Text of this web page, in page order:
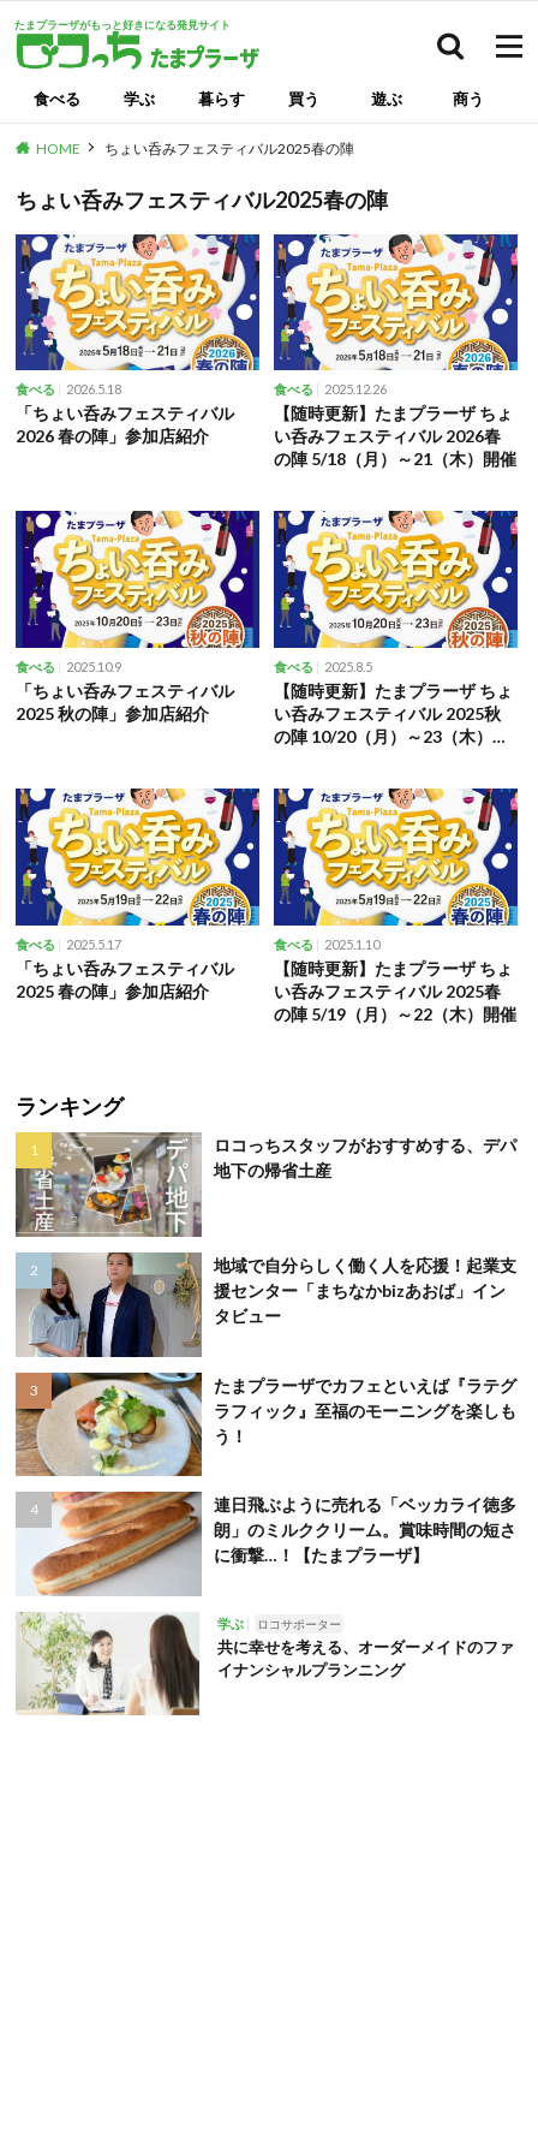
たまプラーザがもっと好きになる発見サイト
食べる 学ぶ 暮らす 買う 遊ぶ 商う
HOME ちょい呑みフェスティバル2025春の陣
ちょい呑みフェスティバル2025春の陣
食べる 2026.5.18
「ちょい呑みフェスティバル
2026 春の陣」参加店紹介
食べる 2025.12.26
【随時更新】たまプラーザ ちょ
い呑みフェスティバル 2026春
の陣 5/18（月）～21（木）開催
食べる 2025.10.9
「ちょい呑みフェスティバル
2025 秋の陣」参加店紹介
食べる 2025.8.5
【随時更新】たまプラーザ ちょ
い呑みフェスティバル 2025秋
の陣 10/20（月）～23（木）開
食べる 2025.5.17
「ちょい呑みフェスティバル
2025 春の陣」参加店紹介
食べる 2025.1.10
【随時更新】たまプラーザ ちょ
い呑みフェスティバル 2025春
の陣 5/19（月）～22（木）開催
ランキング
ロコっちスタッフがおすすめする、デパ
地下の帰省土産
地域で自分らしく働く人を応援！起業支
援センター「まちなかbizあおば」イン
タビュー
たまプラーザでカフェといえば『ラテグ
ラフィック』至福のモーニングを楽しも
う！
連日飛ぶように売れる「ベッカライ徳多
朗」のミルククリーム。賞味時間の短さ
に衝撃…！【たまプラーザ】
学ぶ ロコサポーター
共に幸せを考える、オーダーメイドのファ
イナンシャルプランニング